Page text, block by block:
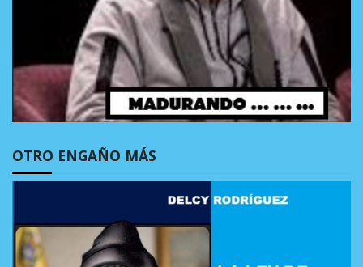
OTRO ENGAÑO MÁS